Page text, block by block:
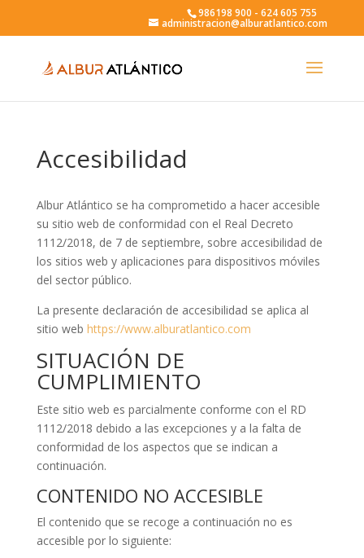
986198 900 - 624 605 755
administracion@alburatlantico.com
Accesibilidad
Albur Atlántico se ha comprometido a hacer accesible
su sitio web de conformidad con el Real Decreto
1112/2018, de 7 de septiembre, sobre accesibilidad de
los sitios web y aplicaciones para dispositivos móviles
del sector público.
La presente declaración de accesibilidad se aplica al
sitio web https://www.alburatlantico.com
SITUACIÓN DE
CUMPLIMIENTO
Este sitio web es parcialmente conforme con el RD
1112/2018 debido a las excepciones y a la falta de
conformidad de los aspectos que se indican a
continuación.
CONTENIDO NO ACCESIBLE
El contenido que se recoge a continuación no es
accesible por lo siguiente: